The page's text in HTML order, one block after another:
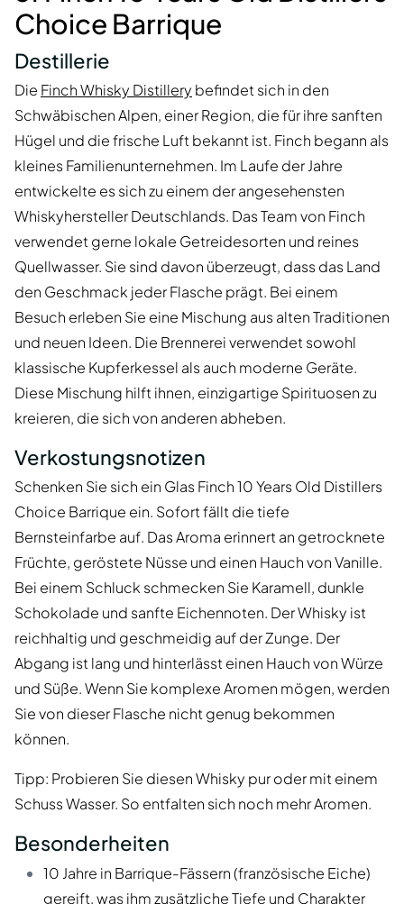
Choice Barrique
Destillerie
Die Finch Whisky Distillery befindet sich in den
Schwäbischen Alpen, einer Region, die für ihre sanften
Hügel und die frische Luft bekannt ist. Finch begann als
kleines Familienunternehmen. Im Laufe der Jahre
entwickelte es sich zu einem der angesehensten
Whiskyhersteller Deutschlands. Das Team von Finch
verwendet gerne lokale Getreidesorten und reines
Quellwasser. Sie sind davon überzeugt, dass das Land
den Geschmack jeder Flasche prägt. Bei einem
Besuch erleben Sie eine Mischung aus alten Traditionen
und neuen Ideen. Die Brennerei verwendet sowohl
klassische Kupferkessel als auch moderne Geräte.
Diese Mischung hilft ihnen, einzigartige Spirituosen zu
kreieren, die sich von anderen abheben.
Verkostungsnotizen
Schenken Sie sich ein Glas Finch 10 Years Old Distillers
Choice Barrique ein. Sofort fällt die tiefe
Bernsteinfarbe auf. Das Aroma erinnert an getrocknete
Früchte, geröstete Nüsse und einen Hauch von Vanille.
Bei einem Schluck schmecken Sie Karamell, dunkle
Schokolade und sanfte Eichennoten. Der Whisky ist
reichhaltig und geschmeidig auf der Zunge. Der
Abgang ist lang und hinterlässt einen Hauch von Würze
und Süße. Wenn Sie komplexe Aromen mögen, werden
Sie von dieser Flasche nicht genug bekommen
können.
Tipp: Probieren Sie diesen Whisky pur oder mit einem
Schuss Wasser. So entfalten sich noch mehr Aromen.
Besonderheiten
10 Jahre in Barrique-Fässern (französische Eiche)
gereift, was ihm zusätzliche Tiefe und Charakter